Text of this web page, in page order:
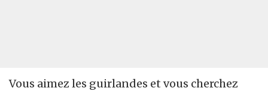
Vous aimez les guirlandes et vous cherchez